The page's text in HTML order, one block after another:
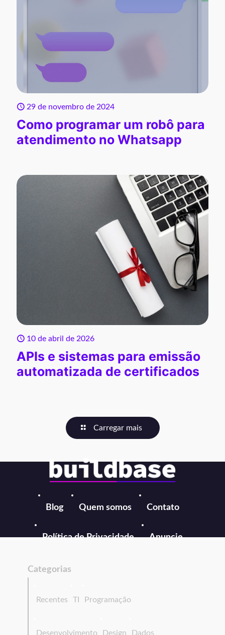
29 de novembro de 2024
Como programar um robô para
atendimento no Whatsapp
10 de abril de 2026
APIs e sistemas para emissão
automatizada de certificados
Carregar mais
Blog Quem somos Contato
Política de Privacidade Anuncie
Categorias
Recentes TI Programação
Desenvolvimento Design Dados